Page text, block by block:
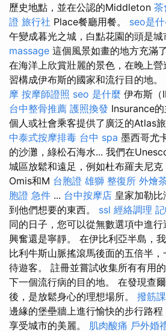
歷史地點，並在公認的Middleton 茶
證 旅行社 Place餐廳用餐。 seo是什
午變成暮光之城，白點花園的頭是城
massage 這個風景如畫的地方充滿
在海洋上欣賞壯麗的景色，在晚上
習構成伊布斯的國家和流行目的地。
摩 按摩師證照 seo 是什麼 伊布斯
台中整骨推薦 護照換發 Insurance
個人或社會乘客提供了廣泛的Atlas
中泰式按摩排毒 台中 spa 墨西哥尤
的沙灘，綠松石海水... 我們在
城區放鬆和遠足，例如杜布羅夫尼
Omis和M 台胞證 雄獅 整復所 外燴
胞證 急件 ... 台中按摩店 皇家加勒
到他們想要的東西。 ssl 經絡調理
同的日子，您可以從無數選項中進
興奮還是寧靜。 在伊比利亞半島，
比利牛斯山脈搖滾馬後面的五倍半
待遊客。 註冊並嘗試收集所有有用
下一個流行病的目的地。 在發現查
後，是放鬆身心的理想場所。 撥筋
邊緣的堡壘牆上進行愉快的步行路
享受城市的美麗。 肌肉酸痛 戶外婚